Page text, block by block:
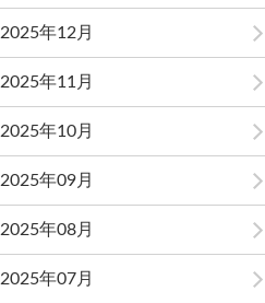
2025年12月
2025年11月
2025年10月
2025年09月
2025年08月
2025年07月